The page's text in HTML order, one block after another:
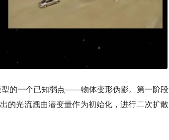
的一个已知弱点——物体变形伪影。第一阶段
的光流翘曲潜变量作为初始化，进行二次扩散